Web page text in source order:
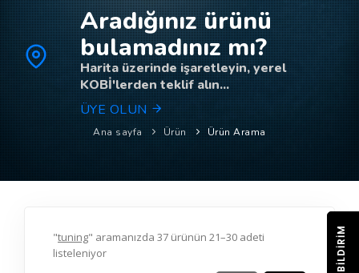
FIRMALAR
ÜRÜNLER
NASIL ÇALIŞIR?
YARDIM
Aradığınız ürünü
bulamadınız mı?
Harita üzerinde işaretleyin, yerel
KOBİ'lerden teklif alın...
ÜYE OLUN
Ana sayfa Ürün Ürün Arama
"tuning" aramanızda 37 ürünün 21–30 adeti
listeleniyor
BILDIRIM